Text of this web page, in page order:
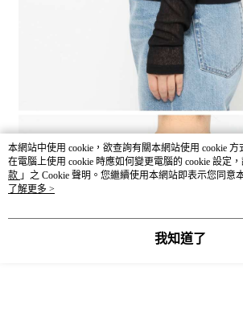
本網站中使用 cookie，欲查詢有關本網站使用 cookie
在電腦上使用 cookie 時應如何變更電腦的 cookie 設定
款 」之 Cookie 聲明。您繼續使用本網站即表示您同意
之 Cookie 聲明使用 cookie。
了解更多 >
我知道了